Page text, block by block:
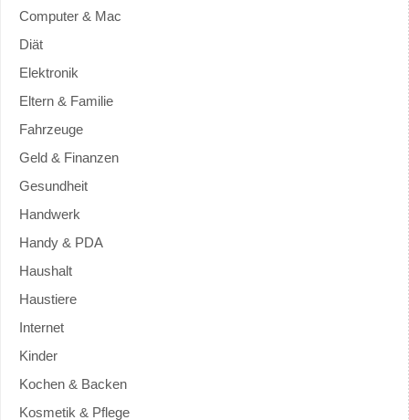
Computer & Mac
Diät
Elektronik
Eltern & Familie
Fahrzeuge
Geld & Finanzen
Gesundheit
Handwerk
Handy & PDA
Haushalt
Haustiere
Internet
Kinder
Kochen & Backen
Kosmetik & Pflege